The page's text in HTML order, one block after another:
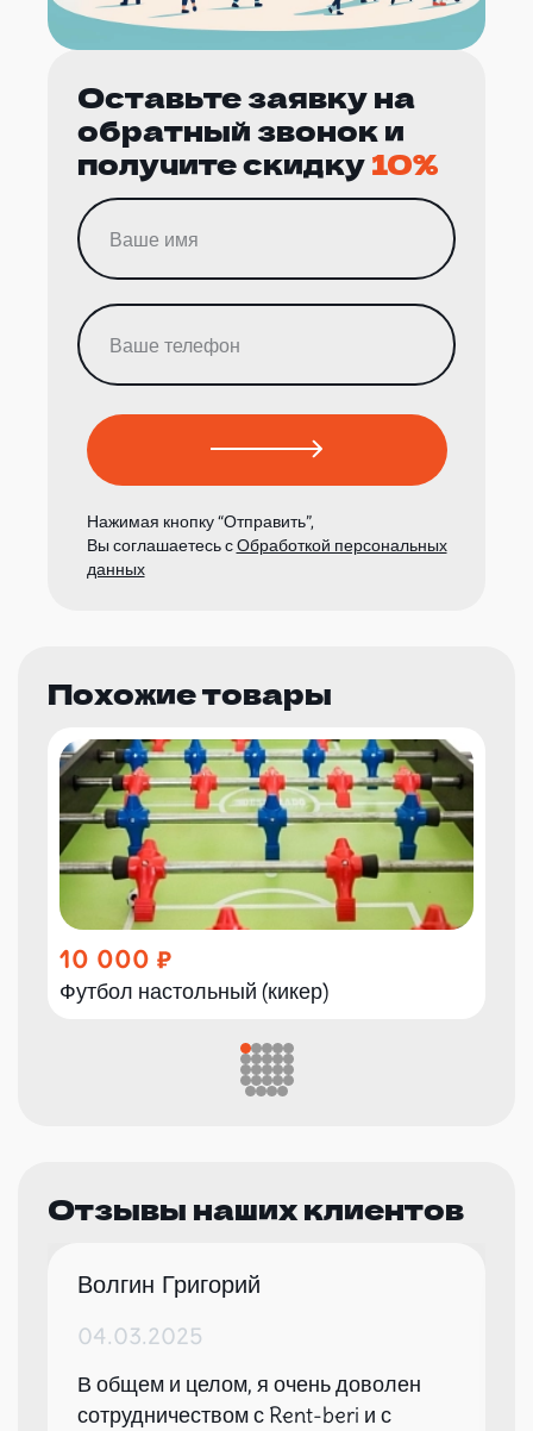
Оставьте заявку на
обратный звонок и
получите скидку10%
Нажимая кнопку “Отправить”,
Вы соглашаетесь сОбработкой персональных
данных
Похожие товары
10 000
Футбол настольный (кикер)
Отзывы наших клиентов
Волгин Григорий
04.03.2025
В общем и целом, я очень доволен
сотрудничеством с Rent-beri и с